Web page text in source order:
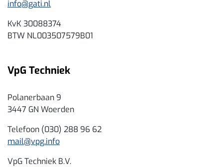
info@gati.nl
KvK 30088374
BTW NL003507579B01
VpG Techniek
Polanerbaan 9
3447 GN Woerden
Telefoon (030) 288 96 62
mail@vpg.info
VpG Techniek B.V.